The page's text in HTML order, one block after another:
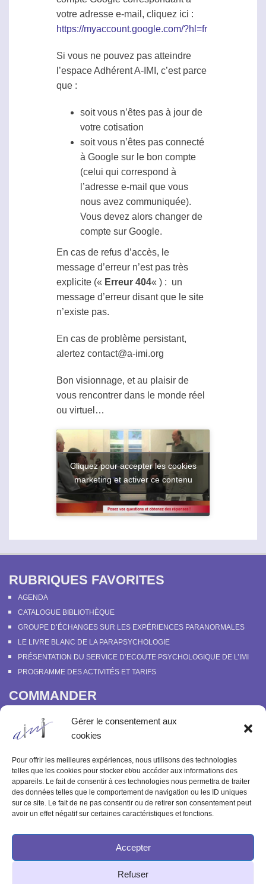
Gérer le consentement aux
cookies
Pour offrir les meilleures expériences, nous utilisons des technologies
telles que les cookies pour stocker et/ou accéder aux informations des
appareils. Le fait de consentir à ces technologies nous permettra de traiter
des données telles que le comportement de navigation ou les ID uniques
sur ce site. Le fait de ne pas consentir ou de retirer son consentement peut
avoir un effet négatif sur certaines caractéristiques et fonctions.
Accepter
Refuser
votre adresse e-mail, cliquez ici :
https://myaccount.google.com/?hl=fr
Si vous ne pouvez pas atteindre
l’espace Adhérent A-IMI, c’est parce
que :
soit vous n’êtes pas à jour de
votre cotisation
soit vous n’êtes pas connecté
à Google sur le bon compte
(celui qui correspond à
l’adresse e-mail que vous
nous avez communiquée).
Vous devez alors changer de
compte sur Google.
En cas de refus d’accès, le
message d’erreur n’est pas très
explicite (« Erreur 404« ) : un
message d’erreur disant que le site
n’existe pas.
En cas de problème persistant,
alertez contact@a-imi.org
Bon visionnage, et au plaisir de
vous rencontrer dans le monde réel
ou virtuel…
Cliquez pour accepter les cookies
marketing et activer ce contenu
RUBRIQUES FAVORITES
AGENDA
CATALOGUE BIBLIOTHÈQUE
GROUPE D’ÉCHANGES SUR LES EXPÉRIENCES PARANORMALES
LE LIVRE BLANC DE LA PARAPSYCHOLOGIE
PRÉSENTATION DU SERVICE D’ECOUTE PSYCHOLOGIQUE DE L’IMI
PROGRAMME DES ACTIVITÉS ET TARIFS
COMMANDER
SOUTENIR L’INSTITUT MÉTAPSYCHIQUE
COMMANDER OU FEUILLETER “LE BULLETIN MÉTAPSYCHIQUE” ET
“MÉTAPSYCHIQUE”
ARCHIVES
ACTIVITÉS PASSÉES
© 2003-2025 INSTITUT MÉTAPSYCHIQUE
INTERNATIONAL